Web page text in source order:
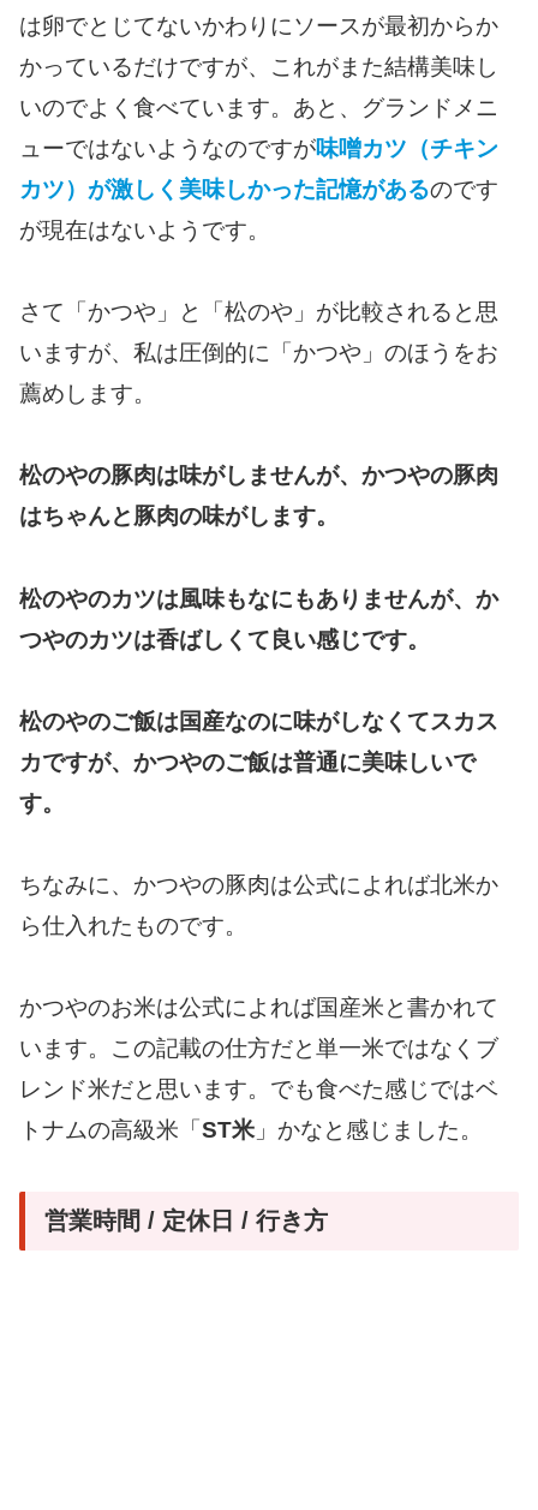
は卵でとじてないかわりにソースが最初からか
かっているだけですが、これがまた結構美味し
いのでよく食べています。あと、グランドメニ
ューではないようなのですが味噌カツ（チキン
カツ）が激しく美味しかった記憶があるのです
が現在はないようです。
さて「かつや」と「松のや」が比較されると思
いますが、私は圧倒的に「かつや」のほうをお
薦めします。
松のやの豚肉は味がしませんが、かつやの豚肉
はちゃんと豚肉の味がします。
松のやのカツは風味もなにもありませんが、か
つやのカツは香ばしくて良い感じです。
松のやのご飯は国産なのに味がしなくてスカス
カですが、かつやのご飯は普通に美味しいで
す。
ちなみに、かつやの豚肉は公式によれば北米か
ら仕入れたものです。
かつやのお米は公式によれば国産米と書かれて
います。この記載の仕方だと単一米ではなくブ
レンド米だと思います。でも食べた感じではベ
トナムの高級米「 ST米」かなと感じました。
営業時間 / 定休日 / 行き方